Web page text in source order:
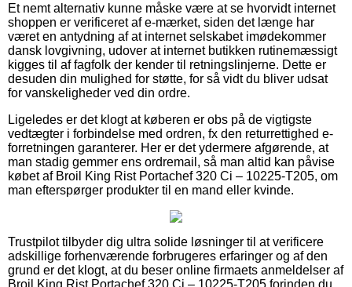
Et nemt alternativ kunne måske være at se hvorvidt internet
shoppen er verificeret af e-mærket, siden det længe har
været en antydning af at internet selskabet imødekommer
dansk lovgivning, udover at internet butikken rutinemæssigt
kigges til af fagfolk der kender til retningslinjerne. Dette er
desuden din mulighed for støtte, for så vidt du bliver udsat
for vanskeligheder ved din ordre.
Ligeledes er det klogt at køberen er obs på de vigtigste
vedtægter i forbindelse med ordren, fx den returrettighed e-
forretningen garanterer. Her er det ydermere afgørende, at
man stadig gemmer ens ordremail, så man altid kan påvise
købet af Broil King Rist Portachef 320 Ci – 10225-T205, om
man efterspørger produkter til en mand eller kvinde.
Trustpilot tilbyder dig ultra solide løsninger til at verificere
adskillige forhenværende forbrugeres erfaringer og af den
grund er det klogt, at du beser online firmaets anmeldelser af
Broil King Rist Portachef 320 Ci – 10225-T205 forinden du